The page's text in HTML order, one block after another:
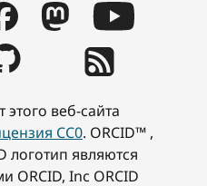
этого веб-сайта
CC0. ORCID™ ,
логотип являются
ORCID, Inc ORCID